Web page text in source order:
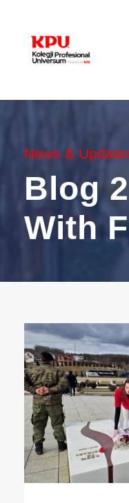
News &
Blog
With